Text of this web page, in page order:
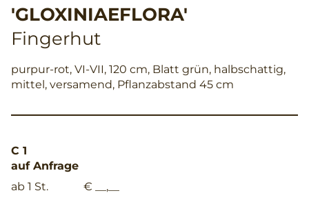
'GLOXINIAEFLORA'
Fingerhut
purpur-rot, VI-VII, 120 cm, Blatt grün, halbschattig,
mittel, versamend, Pflanzabstand 45 cm
C 1
auf Anfrage
ab 1 St.
€ __,__